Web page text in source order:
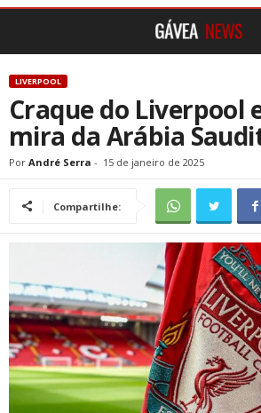
LIVERPOOL
Craque do Liverpool
mira da Arábia
Por André Serra - 15 de janeiro de 2025
Compartilhe: